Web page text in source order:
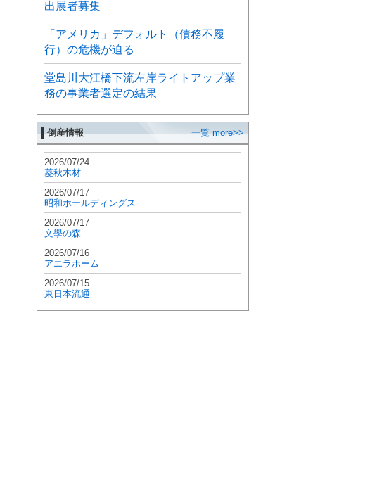
出展者募集
「アメリカ」デフォルト（債務不履
行）の危機が迫る
堂島川大江橋下流左岸ライトアップ業
務の事業者選定の結果
▌倒産情報 一覧 more>>
2026/07/24
菱秋木材
2026/07/17
昭和ホールディングス
2026/07/17
文學の森
2026/07/16
アエラホーム
2026/07/15
東日本流通